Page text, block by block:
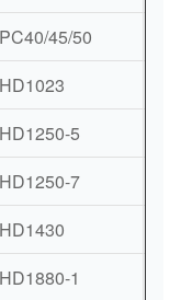
PC40/45/50
HD1023
HD1250-5
HD1250-7
HD1430
HD1880-1